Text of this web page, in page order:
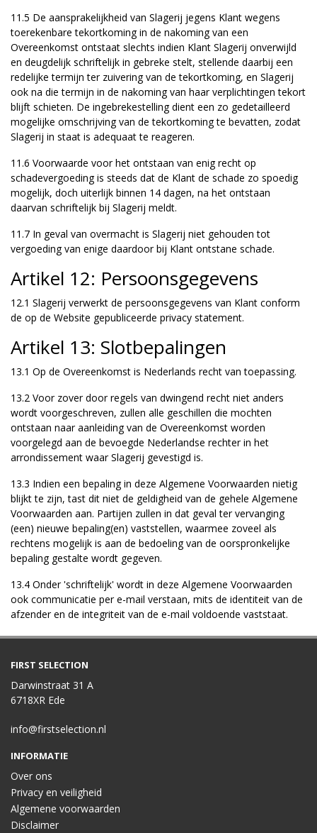
11.5 De aansprakelijkheid van Slagerij jegens Klant wegens
toerekenbare tekortkoming in de nakoming van een
Overeenkomst ontstaat slechts indien Klant Slagerij onverwijld
en deugdelijk schriftelijk in gebreke stelt, stellende daarbij een
redelijke termijn ter zuivering van de tekortkoming, en Slagerij
ook na die termijn in de nakoming van haar verplichtingen tekort
blijft schieten. De ingebrekestelling dient een zo gedetailleerd
mogelijke omschrijving van de tekortkoming te bevatten, zodat
Slagerij in staat is adequaat te reageren.
11.6 Voorwaarde voor het ontstaan van enig recht op
schadevergoeding is steeds dat de Klant de schade zo spoedig
mogelijk, doch uiterlijk binnen 14 dagen, na het ontstaan
daarvan schriftelijk bij Slagerij meldt.
11.7 In geval van overmacht is Slagerij niet gehouden tot
vergoeding van enige daardoor bij Klant ontstane schade.
Artikel 12: Persoonsgegevens
12.1 Slagerij verwerkt de persoonsgegevens van Klant conform
de op de Website gepubliceerde privacy statement.
Artikel 13: Slotbepalingen
13.1 Op de Overeenkomst is Nederlands recht van toepassing.
13.2 Voor zover door regels van dwingend recht niet anders
wordt voorgeschreven, zullen alle geschillen die mochten
ontstaan naar aanleiding van de Overeenkomst worden
voorgelegd aan de bevoegde Nederlandse rechter in het
arrondissement waar Slagerij gevestigd is.
13.3 Indien een bepaling in deze Algemene Voorwaarden nietig
blijkt te zijn, tast dit niet de geldigheid van de gehele Algemene
Voorwaarden aan. Partijen zullen in dat geval ter vervanging
(een) nieuwe bepaling(en) vaststellen, waarmee zoveel als
rechtens mogelijk is aan de bedoeling van de oorspronkelijke
bepaling gestalte wordt gegeven.
13.4 Onder 'schriftelijk' wordt in deze Algemene Voorwaarden
ook communicatie per e-mail verstaan, mits de identiteit van de
afzender en de integriteit van de e-mail voldoende vaststaat.
FIRST SELECTION
Darwinstraat 31 A
6718XR Ede
info@firstselection.nl
INFORMATIE
Over ons
Privacy en veiligheid
Algemene voorwaarden
Disclaimer